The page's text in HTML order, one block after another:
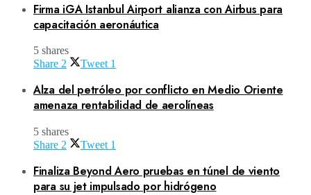
Firma iGA Istanbul Airport alianza con Airbus para
capacitación aeronáutica
5 shares
Share 2 Tweet 1
Alza del petróleo por conflicto en Medio Oriente
amenaza rentabilidad de aerolíneas
5 shares
Share 2 Tweet 1
Finaliza Beyond Aero pruebas en túnel de viento
para su jet impulsado por hidrógeno